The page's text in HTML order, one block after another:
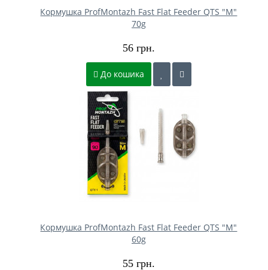
Кормушка ProfMontazh Fast Flat Feeder QTS "M"
70g
56 грн.
До кошика
Кормушка ProfMontazh Fast Flat Feeder QTS "M"
60g
55 грн.